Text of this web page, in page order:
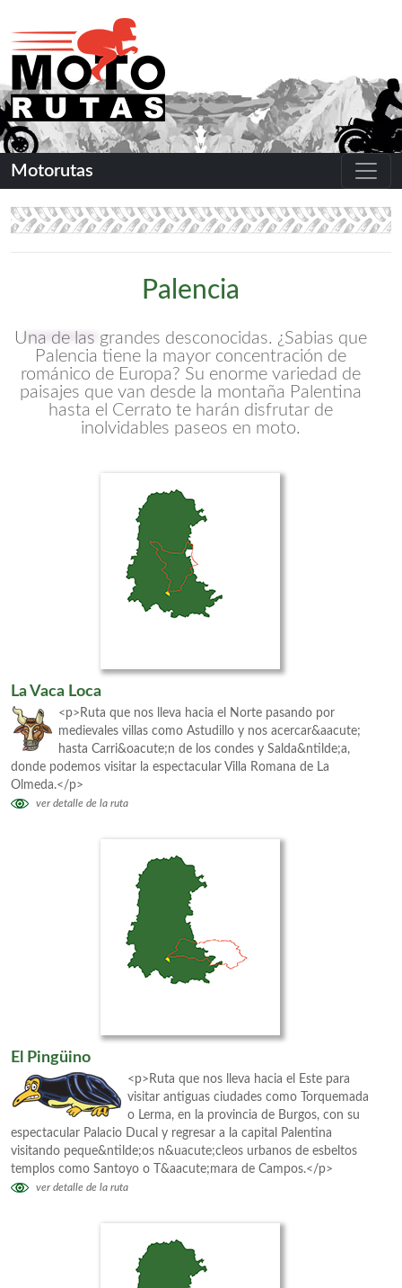
Motorutas
Palencia
Una de las grandes desconocidas. ¿Sabias que
Palencia tiene la mayor concentración de
románico de Europa? Su enorme variedad de
paisajes que van desde la montaña Palentina
hasta el Cerrato te harán disfrutar de
inolvidables paseos en moto.
La Vaca Loca
<p>Ruta que nos lleva hacia el Norte pasando por
medievales villas como Astudillo y nos acercar&aacute;
hasta Carri&oacute;n de los condes y Salda&ntilde;a,
donde podemos visitar la espectacular Villa Romana de La
Olmeda.</p>
ver detalle de la ruta
El Pingüino
<p>Ruta que nos lleva hacia el Este para
visitar antiguas ciudades como Torquemada
o Lerma, en la provincia de Burgos, con su
espectacular Palacio Ducal y regresar a la capital Palentina
visitando peque&ntilde;os n&uacute;cleos urbanos de esbeltos
templos como Santoyo o T&aacute;mara de Campos.</p>
ver detalle de la ruta